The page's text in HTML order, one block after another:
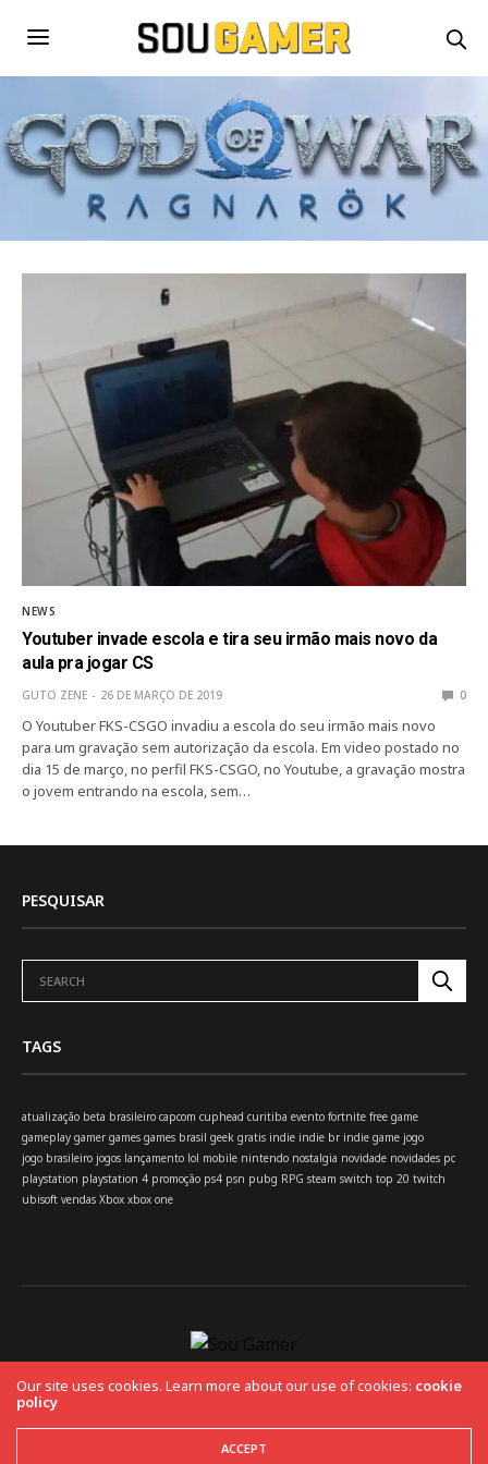
NEWS
Youtuber invade escola e tira seu irmão mais novo da
aula pra jogar CS
GUTO ZENE 26 DE MARÇO DE 2019 0
O Youtuber FKS-CSGO invadiu a escola do seu irmão mais novo
para um gravação sem autorização da escola. Em video postado no
dia 15 de março, no perfil FKS-CSGO, no Youtube, a gravação mostra
o jovem entrando na escola, sem…
PESQUISAR
TAGS
atualização beta brasileiro capcom cuphead curitiba evento fortnite free game
gameplay gamer games games brasil geek gratis indie indie br indie game jogo
jogo brasileiro jogos lançamento lol mobile nintendo nostalgia novidade novidades pc
playstation playstation 4 promoção ps4 psn pubg RPG steam switch top 20 twitch
ubisoft vendas Xbox xbox one
Copyright 2019 Fuel Themes. All RIGHTS RESERVED.
Our site uses cookies. Learn more about our use of cookies: cookie
policy
ACCEPT